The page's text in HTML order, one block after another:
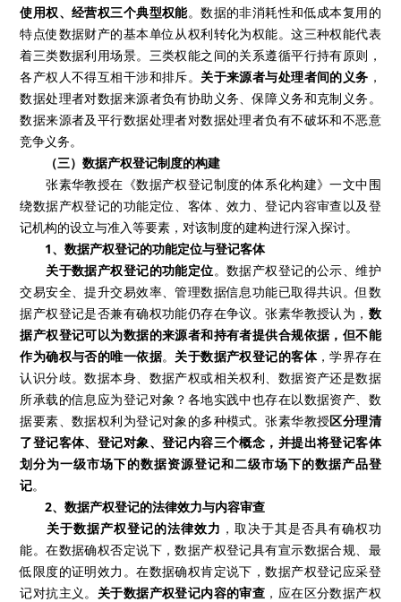
使用权、经营权三个典型权能。数据的非消耗性和低成本复用的
特点使数据财产的基本单位从权利转化为权能。这三种权能代表
着三类数据利用场景。三类权能之间的关系遵循平行持有原则，
各产权人不得互相干涉和排斥。 关于来源者与处理者间的义务 ，
数据处理者对数据来源者负有协助义务、保障义务和克制义务。
数据来源者及平行数据处理者对数据处理者负有不破坏和不恶意
竞争义务。
（三）数据产权登记制度的构建
张素华教授在《数据产权登记制度的体系化构建》一文中围
绕数据产权登记的功能定位、客体、效力、登记内容审查以及登
记机构的设立与准入等要素，对该制度的建构进行深入探讨。
1、数据产权登记的功能定位与登记客体
关于数据产权登记的功能定位。数据产权登记的公示、维护
交易安全、提升交易效率、管理数据信息功能已取得共识。但数
据产权登记是否兼有确权功能仍存在争议。张素华教授认为， 数
据产权登记可以为数据的来源者和持有者提供合规依据，但不能
作为确权与否的唯一依据。 关于数据产权登记的客体，学界存在
认识分歧。数据本身、数据产权或相关权利、数据资产还是数据
所承载的信息应为登记对象？各地实践中也存在以数据资产、数
据要素、数据权利为登记对象的多种模式。张素华教授区分理清
了登记客体、登记对象、登记内容三个概念，并提出将登记客体
划分为一级市场下的数据资源登记和二级市场下的数据产品登
记。
2、数据产权登记的法律效力与内容审查
关于数据产权登记的法律效力 ，取决于其是否具有确权功
能。在数据确权否定说下，数据产权登记具有宣示数据合规、最
低限度的证明效力。在数据确权肯定说下，数据产权登记应采登
记对抗主义。 关于数据产权登记内容的审查 ，应在区分数据产权